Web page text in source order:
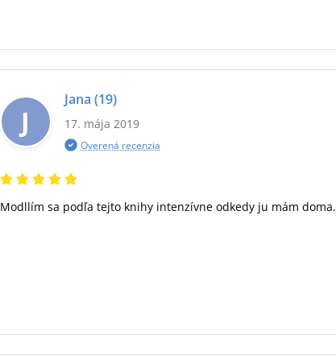
J
Jana (19)
17. mája 2019
Overená recenzia
Modllím sa podľa tejto knihy intenzívne odkedy ju mám doma.